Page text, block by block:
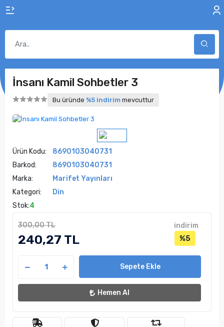
İnsanı Kamil Sohbetler 3
Bu üründe %5 indirim mevcuttur
Ürün Kodu:
8690103040731
Barkod:
8690103040731
Marka:
Marifet Yayınları
Kategori:
Din
Stok:4
300,00 TL
240,27 TL
indirim
%5
Sepete Ekle
Hemen Al